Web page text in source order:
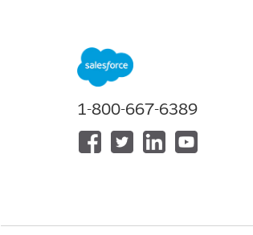
La
Funciones
de
1-800-667-6389